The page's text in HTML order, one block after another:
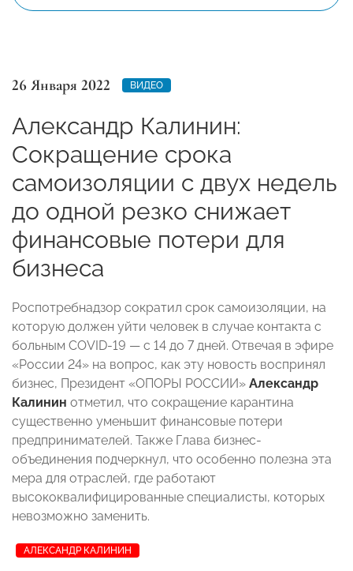
26 Января 2022 ВИДЕО
Александр Калинин:
Сокращение срока
самоизоляции с двух недель
до одной резко снижает
финансовые потери для
бизнеса
Роспотребнадзор сократил срок самоизоляции, на
которую должен уйти человек в случае контакта с
больным COVID-19 — с 14 до 7 дней. Отвечая в эфире
«России 24» на вопрос, как эту новость воспринял
бизнес, Президент «ОПОРЫ РОССИИ» Александр
Калинин отметил, что сокращение карантина
существенно уменьшит финансовые потери
предпринимателей. Также Глава бизнес-
объединения подчеркнул, что особенно полезна эта
мера для отраслей, где работают
высококвалифицированные специалисты, которых
невозможно заменить.
АЛЕКСАНДР КАЛИНИН